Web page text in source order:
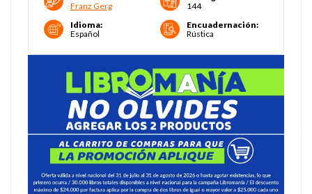
Franz Gerg
144
Idioma:
Español
Encuadernación:
Rústica